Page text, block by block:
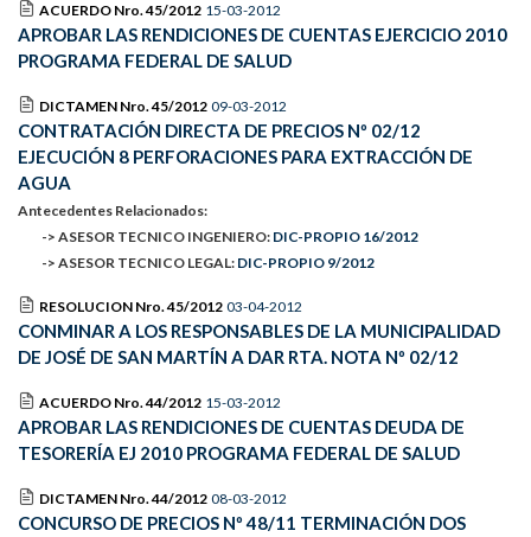
ACUERDO Nro. 45/2012 15-03-2012
APROBAR LAS RENDICIONES DE CUENTAS EJERCICIO 2010
PROGRAMA FEDERAL DE SALUD
DICTAMEN Nro. 45/2012 09-03-2012
CONTRATACIÓN DIRECTA DE PRECIOS Nº 02/12
EJECUCIÓN 8 PERFORACIONES PARA EXTRACCIÓN DE
AGUA
Antecedentes Relacionados:
-> ASESOR TECNICO INGENIERO: DIC-PROPIO 16/2012
-> ASESOR TECNICO LEGAL: DIC-PROPIO 9/2012
RESOLUCION Nro. 45/2012 03-04-2012
CONMINAR A LOS RESPONSABLES DE LA MUNICIPALIDAD
DE JOSÉ DE SAN MARTÍN A DAR RTA. NOTA Nº 02/12
ACUERDO Nro. 44/2012 15-03-2012
APROBAR LAS RENDICIONES DE CUENTAS DEUDA DE
TESORERÍA EJ 2010 PROGRAMA FEDERAL DE SALUD
DICTAMEN Nro. 44/2012 08-03-2012
CONCURSO DE PRECIOS Nº 48/11 TERMINACIÓN DOS